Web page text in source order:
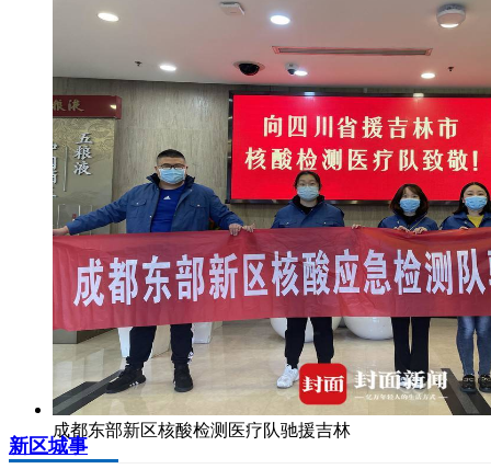
新地标！成都东部新
美术馆开馆
成都东部新区核酸检测医疗队驰援吉林
新区城事